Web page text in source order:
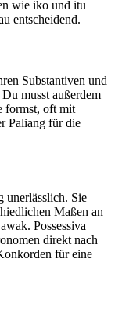
wie iko und itu
entscheidend.
Substantiven und
musst außerdem
formst, oft mit
Paliang für die
unerlässlich. Sie
Maßen an
Possessiva
direkt nach
für eine